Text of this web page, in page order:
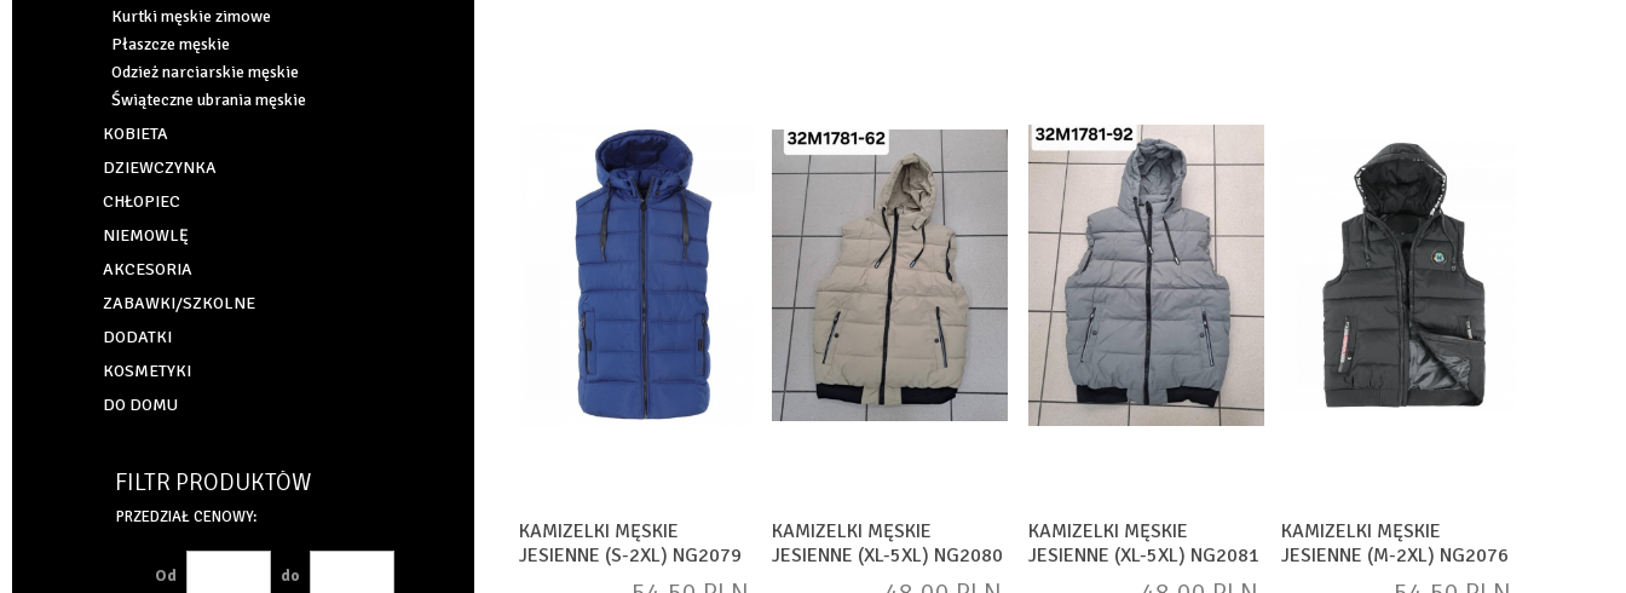
Kurtki męskie zimowe
Płaszcze męskie
Odzież narciarskie męskie
Świąteczne ubrania męskie
KOBIETA
DZIEWCZYNKA
CHŁOPIEC
NIEMOWLĘ
AKCESORIA
ZABAWKI/SZKOLNE
DODATKI
KOSMETYKI
DO DOMU
FILTR PRODUKTÓW
PRZEDZIAŁ CENOWY:
Od do
KAMIZELKI MĘSKIE
JESIENNE (S-2XL) NG2079
KAMIZELKI MĘSKIE
JESIENNE (XL-5XL) NG2080
KAMIZELKI MĘSKIE
JESIENNE (XL-5XL) NG2081
KAMIZELKI MĘSKIE
JESIENNE (M-2XL) NG2076